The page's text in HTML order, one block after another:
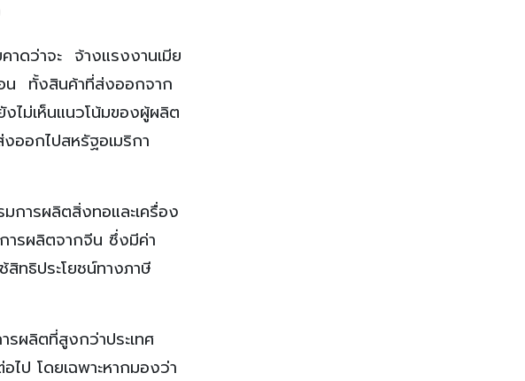
าดว่าจะ จ้างแรงงานเมีย
น ทั้งสินค้าที่ส่งออกจาก
งไม่เห็นแนวโน้มของผู้ผลิต
อกไปสหรัฐอเมริกา
การผลิตสิ่งทอและเครื่อง
ารผลิตจากจีน ซึ่งมีค่า
ทธิประโยชน์ทางภาษี
รผลิตที่สูงกว่าประเทศ
ไป โดยเฉพาะหากมองว่า